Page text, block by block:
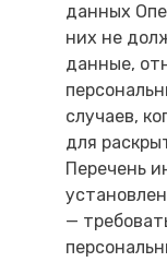
данных
них не
данные,
случаев,
для
Перечень
—